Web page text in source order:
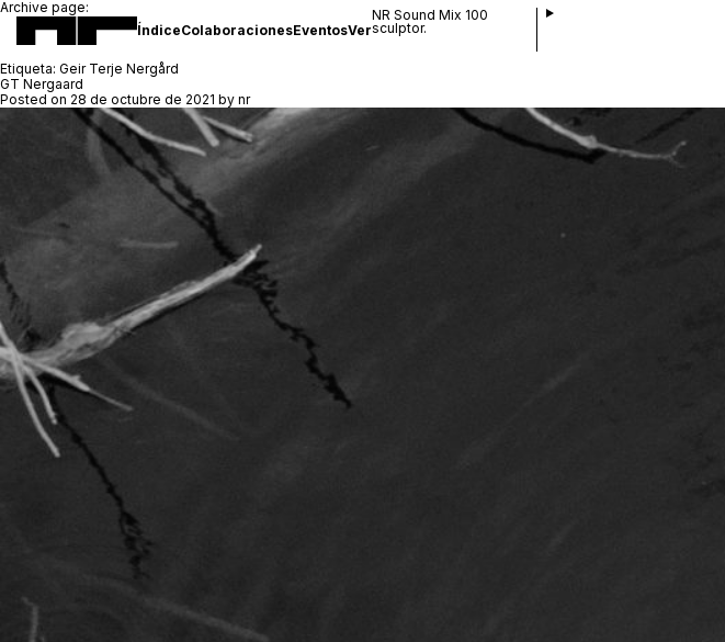
ÍndiceColaboracionesEventosVer
NR Sound Mix 100
sculptor.
Archive page:
Etiqueta: Geir Terje Nergård
GT Nergaard
Posted on 28 de octubre de 2021 by nr